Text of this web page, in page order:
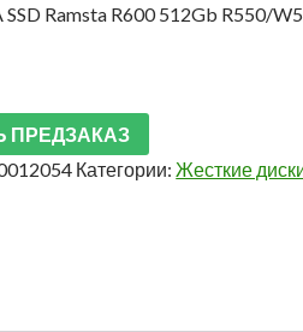
SSD Ramsta R600 512Gb R550/
ПРЕДЗАКАЗ
Категории:Жесткие